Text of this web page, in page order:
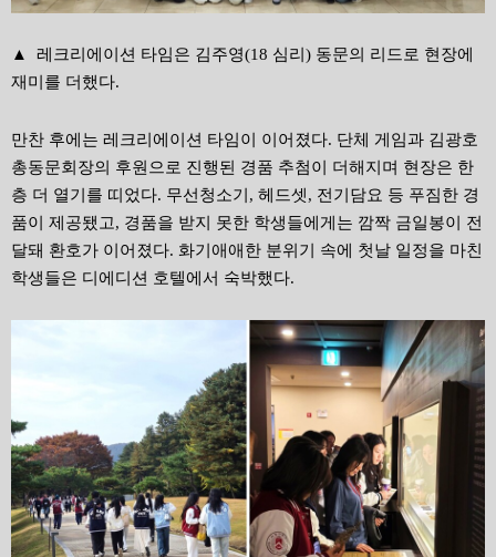
▲
레크리에이션 타임은 김주영(18 심리) 동문의 리드로 현장에
재미를 더했다.
만찬 후에는 레크리에이션 타임이 이어졌다. 단체 게임과 김광호
총동문회장의 후원으로 진행된 경품 추첨이 더해지며 현장은 한
층 더 열기를 띠었다. 무선청소기, 헤드셋, 전기담요 등 푸짐한 경
품이 제공됐고, 경품을 받지 못한 학생들에게는 깜짝 금일봉이 전
달돼 환호가 이어졌다. 화기애애한 분위기 속에 첫날 일정을 마친
학생들은 디에디션 호텔에서 숙박했다.